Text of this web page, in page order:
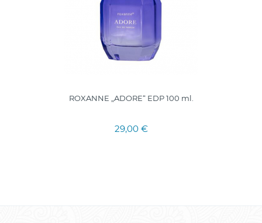
ROXANNE „ADORE“ EDP 100 ml.
29,00 €